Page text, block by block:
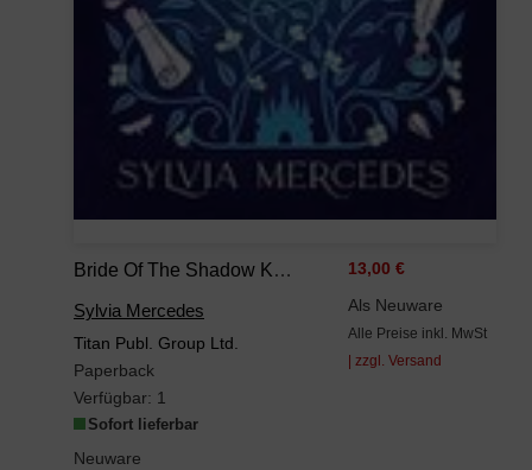
Bride Of The Shadow King
Sylvia Mercedes
Titan Publ. Group Ltd.
Paperback
Verfügbar: 1
Sofort lieferbar
Neuware
13,00 €
Als Neuware
Alle Preise inkl. MwSt
| zzgl. Versand